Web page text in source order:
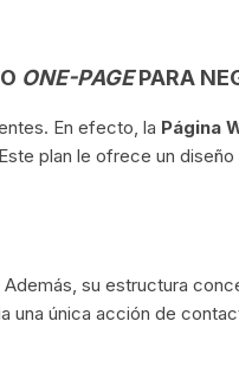
ONE-PAGEPARA
En efecto, la Página
plan le ofrece un
su estructura
una única acción de